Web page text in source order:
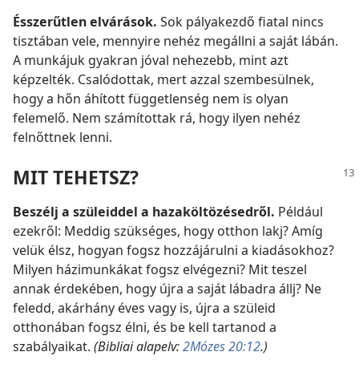
Ésszerűtlen elvárások. Sok pályakezdő fiatal nincs
tisztában vele, mennyire nehéz megállni a saját lábán.
A munkájuk gyakran jóval nehezebb, mint azt
képzelték. Csalódottak, mert azzal szembesülnek,
hogy a hőn áhított függetlenség nem is olyan
felemelő. Nem számítottak rá, hogy ilyen nehéz
felnőttnek lenni.
MIT TEHETSZ?
Beszélj a szüleiddel a hazaköltözésedről. Például
ezekről: Meddig szükséges, hogy otthon lakj? Amíg
velük élsz, hogyan fogsz hozzájárulni a kiadásokhoz?
Milyen házimunkákat fogsz elvégezni? Mit teszel
annak érdekében, hogy újra a saját lábadra állj? Ne
feledd, akárhány éves vagy is, újra a szüleid
otthonában fogsz élni, és be kell tartanod a
szabályaikat. (Bibliai alapelv:2Mózes 20:12.)